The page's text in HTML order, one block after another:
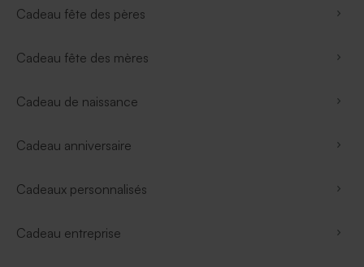
Cadeau fête des pères
Cadeau fête des mères
Cadeau de naissance
Cadeau anniversaire
Cadeaux personnalisés
Cadeau entreprise